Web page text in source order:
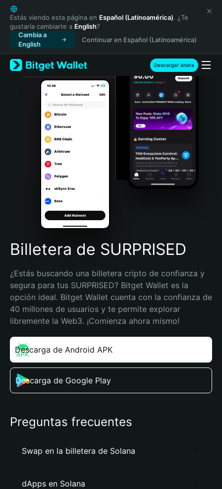
English
日本語
Tiếng Việt
Русский
Español (Latinoamérica)
Türkçe
Italiano
Português (Portugal)
Bahasa Indonesia
Português (Brasil)
Español (Argentina)
Estás viendo esta página en Español (Latinoamérica). ¿Te
gustaría cambiarte a English?
Cambia a
English
Continuar en Español (Latinoamérica)
Descargar ahora
Billetera de SURPRISED
¿Estás buscando una billetera cripto de confianza y
segura para tus SURPRISED? Bitget Wallet es la
opción ideal. Bitget Wallet cuenta con la confianza de
40 millones de usuarios y te permite explorar
libremente la Web3. ¡Comienza ahora mismo!
Descarga de Android APK
Descarga de Google Play
Preguntas frecuentes
Swap en la billetera de Solana
dApps en Solana